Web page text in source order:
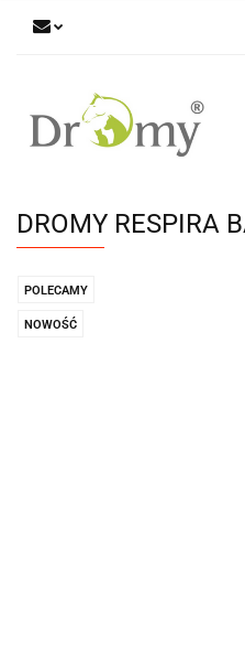
DROMY RESPIRA
POLECAMY
NOWOŚĆ